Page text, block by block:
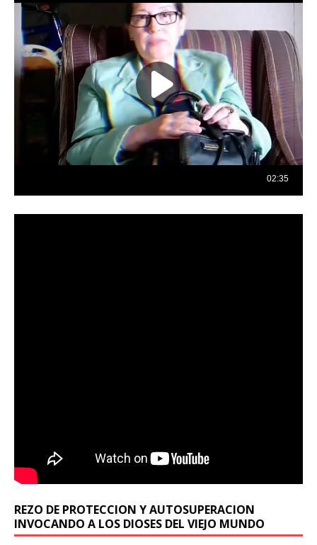
REZO DE PROTECCION Y AUTOSUPERACION
INVOCANDO A LOS DIOSES DEL VIEJO MUNDO